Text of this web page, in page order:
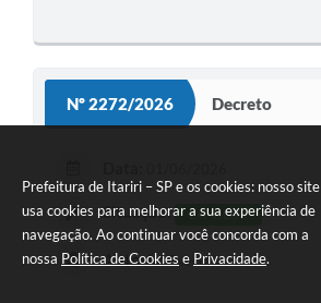
Prefeitura de Itariri – SP e os cookies: nosso site
usa cookies para melhorar a sua experiência de
navegação. Ao continuar você concorda com a
nossa Política de Cookies e Privacidade.
Nº 2272/2026 Decreto
Situação: EM VIGOR
Autoria:Executivo